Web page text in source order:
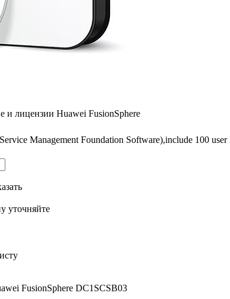
и лицензии Huawei FusionSphere
Management Foundation Software),include 100 user
уточняйте
FusionSphere DC1SCSB03